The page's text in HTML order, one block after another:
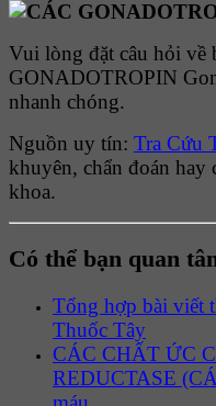
Vui lòng đặt câu hỏi về
GONADOTROPIN
nhanh chóng.
Nguồn uy tín: Tra Cứu
khuyên, chẩn đoán hay
khoa.
Có thể bạn quan
Tổng hợp bài viết
Thuốc Tây
CÁC CHẤT ỨC
REDUCTASE